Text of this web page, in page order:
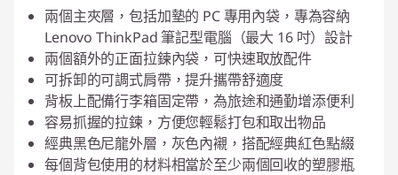
即時折扣： : -NT$68
兩個主夾層，包括加墊的 PC 專用內袋，專為容納
Lenovo ThinkPad 筆記型電腦（最大 16 吋）設計
兩個額外的正面拉鍊內袋，可快速取放配件
可拆卸的可調式肩帶，提升攜帶舒適度
背板上配備行李箱固定帶，為旅途和通勤增添便利
容易抓握的拉鍊，方便您輕鬆打包和取出物品
經典黑色尼龍外層，灰色內襯，搭配經典紅色點綴
每個背包使用的材料相當於至少兩個回收的塑膠瓶